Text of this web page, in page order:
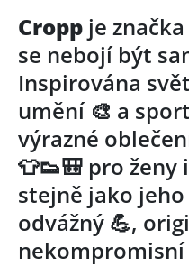
Cropp je
se nebojí být
Inspirována
umění 🎨 a
výrazné
👕👟🎒 pro ženy
stejně jako jeho
odvážný 💪,
nekompromisní